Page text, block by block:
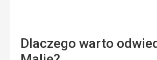
Dlaczego warto